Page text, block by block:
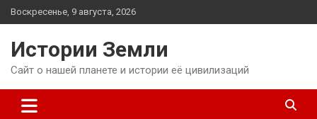
Перейти
к
Воскресенье, 9 августа, 2026
Истории Земли
Сайт о нашей планете и истории её цивилизаций